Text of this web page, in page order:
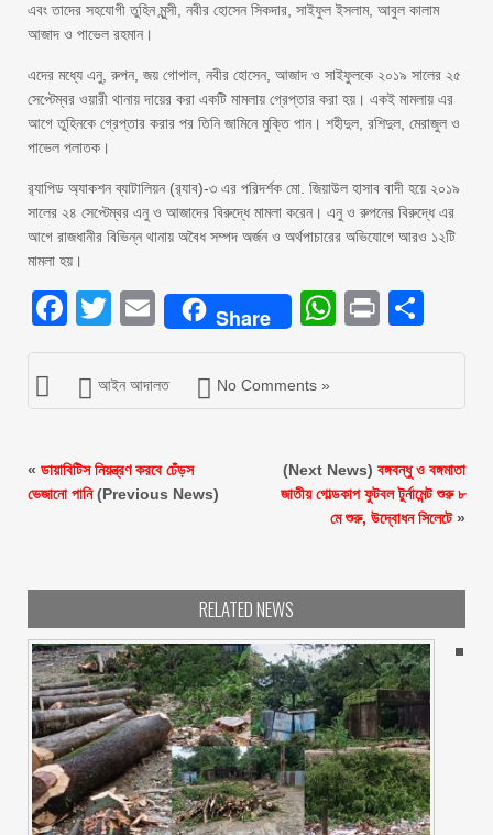
এবং তাদের সহযোগী তুহিন মুন্সী, নবীর হোসেন সিকদার, সাইফুল ইসলাম, আবুল কালাম
আজাদ ও পাভেল রহমান।
এদের মধ্যে এনু, রুপন, জয় গোপাল, নবীর হোসেন, আজাদ ও সাইফুলকে ২০১৯ সালের ২৫
সেপ্টেম্বর ওয়ারী থানায় দায়ের করা একটি মামলায় গ্রেপ্তার করা হয়। একই মামলায় এর
আগে তুহিনকে গ্রেপ্তার করার পর তিনি জামিনে মুক্তি পান। শহীদুল, রশিদুল, মেরাজুল ও
পাভেল পলাতক।
র‌্যাপিড অ্যাকশন ব্যাটালিয়ন (র‌্যাব)-৩ এর পরিদর্শক মো. জিয়াউল হাসাব বাদী হয়ে ২০১৯
সালের ২৪ সেপ্টেম্বর এনু ও আজাদের বিরুদ্ধে মামলা করেন। এনু ও রুপনের বিরুদ্ধে এর
আগে রাজধানীর বিভিন্ন থানায় অবৈধ সম্পদ অর্জন ও অর্থপাচারের অভিযোগে আরও ১২টি
মামলা হয়।
Facebook
Twitter
EmailShare Print
আইন আদালত No Comments »
« ডায়াবিটিস নিয়ন্ত্রণ করবে ঢেঁড়স
ভেজানো পানি(Previous News)
(Next News) বঙ্গবন্ধু ও বঙ্গমাতা
জাতীয় গোল্ডকাপ ফুটবল টুর্নামেন্ট শুরু ৮
মে শুরু, উদ্বোধন সিলেটে»
RELATED NEWS